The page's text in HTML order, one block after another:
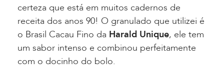
certeza que está em muitos cadernos de
receita dos anos 90! O granulado que utilizei é
o Brasil Cacau Fino da Harald Unique, ele tem
um sabor intenso e combinou perfeitamente
com o docinho do bolo.